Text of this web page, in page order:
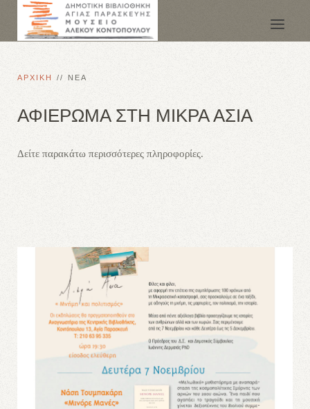
ΑΡΧΙΚΗ ΝΕΑ
ΑΦΙΕΡΩΜΑ ΣΤΗ ΜΙΚΡΑ ΑΣΙΑ
Δείτε παρακάτω περισσότερες πληροφορίες.